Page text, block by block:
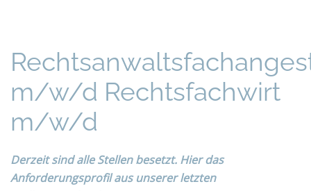
m/w/d Rechtsfachwirt
m/w/d
Derzeit sind alle Stellen besetzt. Hier das
Anforderungsprofil aus unserer letzten